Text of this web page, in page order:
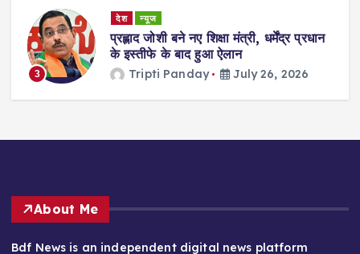
3
देश न्यूज
प्रह्लाद जोशी बने नए शिक्षा मंत्री, धर्मेंद्र प्रधान
के इस्तीफे के बाद हुआ ऐलान
Tripti Panday July 26, 2026
About Me
Bdf News is an independent digital news platform